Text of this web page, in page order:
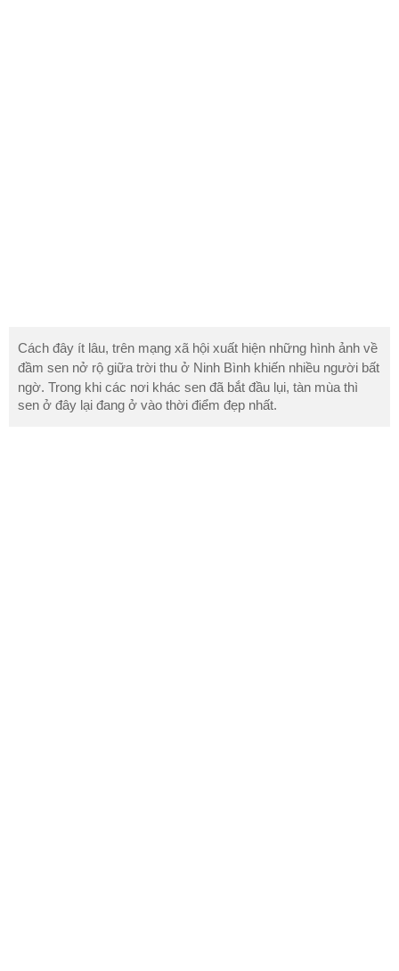
Cách đây ít lâu, trên mạng xã hội xuất hiện những hình ảnh về
đầm sen nở rộ giữa trời thu ở Ninh Bình khiến nhiều người bất
ngờ. Trong khi các nơi khác sen đã bắt đầu lụi, tàn mùa thì
sen ở đây lại đang ở vào thời điểm đẹp nhất.